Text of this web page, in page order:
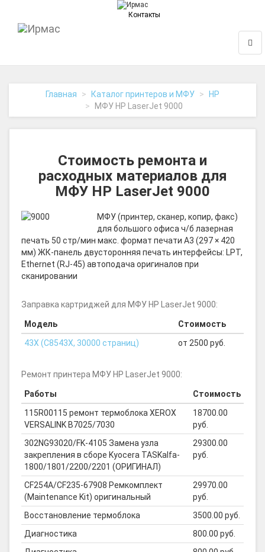
Контакты
Главная Каталог принтеров и МФУ
HP
МФУ HP LaserJet 9000
Стоимость ремонта и
расходных материалов для
МФУ HP LaserJet 9000
МФУ (принтер, сканер, копир, факс)
для большого офиса ч/б лазерная
печать 50 стр/мин макс. формат печати A3 (297 × 420
мм) ЖК-панель двусторонняя печать интерфейсы: LPT,
Ethernet (RJ-45) автоподача оригиналов при
сканировании
Заправка картриджей для МФУ HP LaserJet 9000:
Модель
Стоимость
43X (C8543Х, 30000 страниц)
от 2500 руб.
Ремонт принтера МФУ HP LaserJet 9000:
Работы
Стоимость
115R00115 ремонт термоблока XEROX
VERSALINK B7025/7030
18700.00
руб.
302NG93020/FK-4105 Замена узла
закрепления в сборе Kyocera TASKalfa-
1800/1801/2200/2201 (ОРИГИНАЛ)
29300.00
руб.
CF254A/CF235-67908 Ремкомплект
(Maintenance Kit) оригинальный
29970.00
руб.
Восстановление термоблока
3500.00 руб.
Диагностика
800.00 руб.